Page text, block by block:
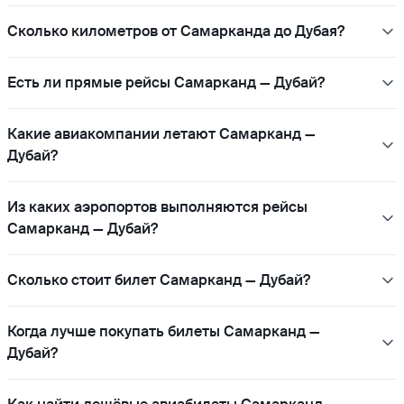
Сколько километров от Самарканда до Дубая?
Есть ли прямые рейсы Самарканд — Дубай?
Какие авиакомпании летают Самарканд —
Дубай?
Из каких аэропортов выполняются рейсы
Самарканд — Дубай?
Сколько стоит билет Самарканд — Дубай?
Когда лучше покупать билеты Самарканд —
Дубай?